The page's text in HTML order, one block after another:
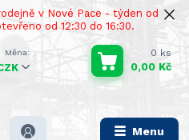
v Nové Pace - týden od
od 12:30 do 16:30.
Menu
0 ks
0,00 Kč